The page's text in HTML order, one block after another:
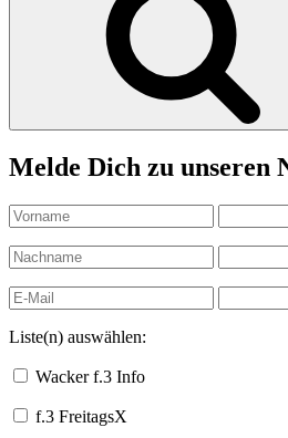
Melde Dich zu unseren
Liste(n) auswählen:
Wacker f.3 Info
f.3 FreitagsX